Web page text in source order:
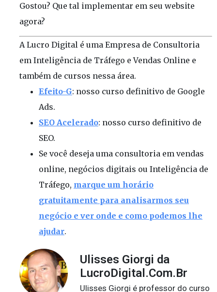
Gostou? Que tal implementar em seu website
agora?
A Lucro Digital é uma Empresa de Consultoria
em Inteligência de Tráfego e Vendas Online e
também de cursos nessa área.
Efeito-G: nosso curso definitivo de Google
Ads.
SEO Acelerado: nosso curso definitivo de
SEO.
Se você deseja uma consultoria em vendas
online, negócios digitais ou Inteligência de
Tráfego, marque um horário
gratuitamente para analisarmos seu
negócio e ver onde e como podemos lhe
ajudar.
Ulisses Giorgi da
LucroDigital.Com.Br
Ulisses Giorgi é professor do curso